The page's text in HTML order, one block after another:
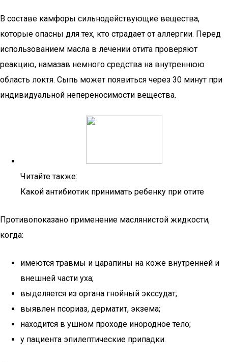
В составе камфоры сильнодействующие вещества,
которые опасны для тех, кто страдает от аллергии. Перед
использованием масла в лечении отита проверяют
реакцию, намазав немного средства на внутреннюю
область локтя. Сыпь может появиться через 30 минут при
индивидуальной непереносимости вещества.
Читайте также:
Какой антибиотик принимать ребенку при отите
Противопоказано применение маслянистой жидкости,
когда:
имеются травмы и царапины на коже внутренней и
внешней части уха;
выделяется из органа гнойный экссудат;
выявлен псориаз, дерматит, экзема;
находится в ушном проходе инородное тело;
у пациента эпилептические припадки.